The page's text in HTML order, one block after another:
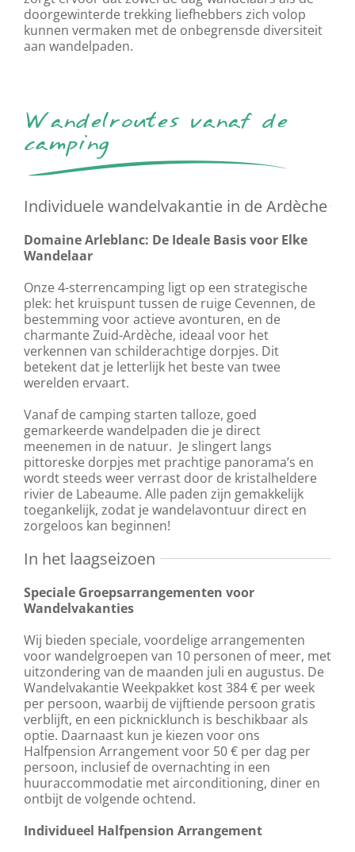
doorgewinterde trekking liefhebbers zich volop
kunnen vermaken met de onbegrensde diversiteit
aan wandelpaden.
Wandelroutes vanaf de
camping
Individuele wandelvakantie in de Ardèche
Domaine Arleblanc: De Ideale Basis voor Elke
Wandelaar
Onze 4-sterrencamping ligt op een strategische
plek: het kruispunt tussen de ruige Cevennen, de
bestemming voor actieve avonturen, en de
charmante Zuid-Ardèche, ideaal voor het
verkennen van schilderachtige dorpjes. Dit
betekent dat je letterlijk het beste van twee
werelden ervaart.
Vanaf de camping starten talloze, goed
gemarkeerde wandelpaden die je direct
meenemen in de natuur. Je slingert langs
pittoreske dorpjes met prachtige panorama’s en
wordt steeds weer verrast door de kristalheldere
rivier de Labeaume. Alle paden zijn gemakkelijk
toegankelijk, zodat je wandelavontuur direct en
zorgeloos kan beginnen!
In het laagseizoen
Speciale Groepsarrangementen voor
Wandelvakanties
Wij bieden speciale, voordelige arrangementen
voor wandelgroepen van 10 personen of meer, met
uitzondering van de maanden juli en augustus. De
Wandelvakantie Weekpakket kost 384 € per week
per persoon, waarbij de vijftiende persoon gratis
verblijft, en een picknicklunch is beschikbaar als
optie. Daarnaast kun je kiezen voor ons
Halfpension Arrangement voor 50 € per dag per
persoon, inclusief de overnachting in een
huuraccommodatie met airconditioning, diner en
ontbijt de volgende ochtend.
Individueel Halfpension Arrangement